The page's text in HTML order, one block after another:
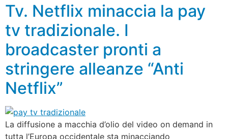
Tv. Netflix minaccia la pay
tv tradizionale. I
broadcaster pronti a
stringere alleanze “Anti
Netflix”
La diffusione a macchia d’olio del video on demand in
tutta l’Europa occidentale sta minacciando